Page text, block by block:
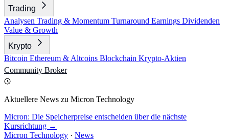
Trading
Analysen Trading & Momentum Turnaround Earnings Dividenden
Value & Growth
Krypto
Bitcoin Ethereum & Altcoins Blockchain Krypto-Aktien
Community Broker
Aktuellere News zu Micron Technology
Micron: Die Speicherpreise entscheiden über die nächste
Kursrichtung →
Micron Technology · News